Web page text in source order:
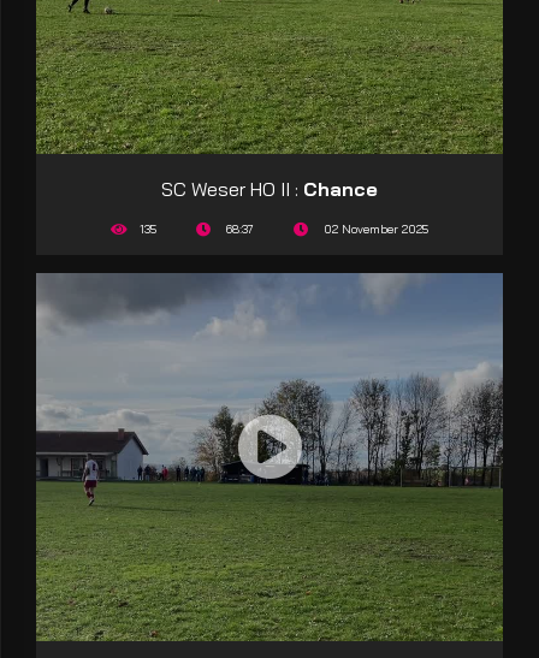
SC Weser HO II : Chance
135 68:37 02 November 2025